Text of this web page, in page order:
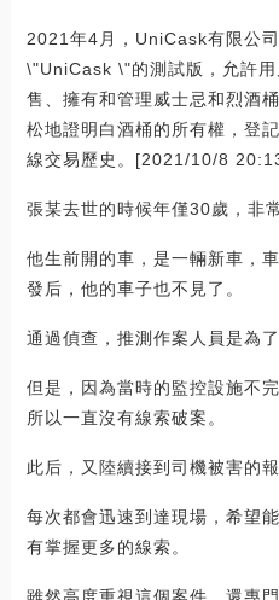
2021年4月，UniCask有限公
\"UniCask \"的測試版，允許
售、擁有和管理威士忌和烈酒
松地證明白酒桶的所有權，登
線交易歷史。[2021/10/8
張某去世的時候年僅30歲，非
他生前開的車，是一輛新車，
發后，他的車子也不見了。
通過偵查，推測作案人員是為
但是，因為當時的監控設施不
所以一直沒有線索破案。
此后，又陸續接到司機被害的
每次都會迅速到達現場，希望
有掌握更多的線索。